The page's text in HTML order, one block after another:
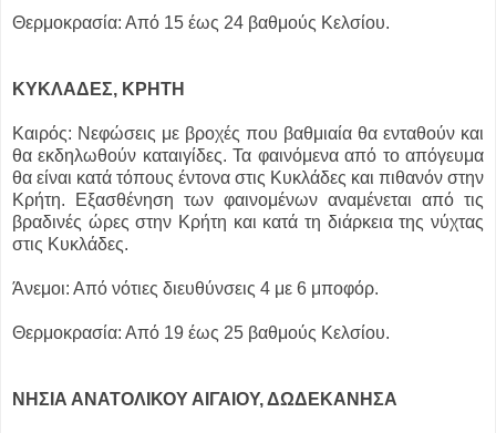
Θερμοκρασία: Από 15 έως 24 βαθμούς Κελσίου.
ΚΥΚΛΑΔΕΣ, ΚΡΗΤΗ
Καιρός: Νεφώσεις με βροχές που βαθμιαία θα ενταθούν και
θα εκδηλωθούν καταιγίδες. Τα φαινόμενα από το απόγευμα
θα είναι κατά τόπους έντονα στις Κυκλάδες και πιθανόν στην
Κρήτη. Εξασθένηση των φαινομένων αναμένεται από τις
βραδινές ώρες στην Κρήτη και κατά τη διάρκεια της νύχτας
στις Κυκλάδες.
Άνεμοι: Από νότιες διευθύνσεις 4 με 6 μποφόρ.
Θερμοκρασία: Από 19 έως 25 βαθμούς Κελσίου.
ΝΗΣΙΑ ΑΝΑΤΟΛΙΚΟΥ ΑΙΓΑΙΟΥ, ΔΩΔΕΚΑΝΗΣΑ